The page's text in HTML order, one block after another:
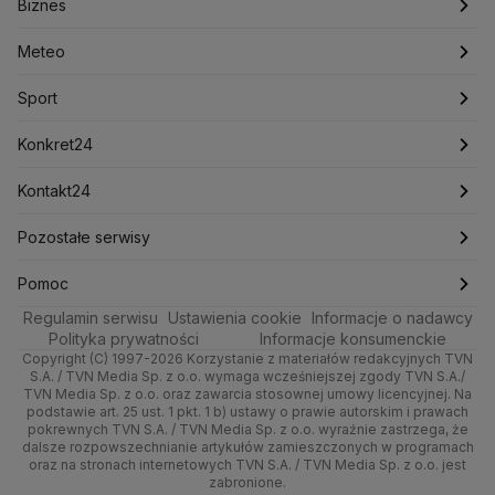
Lotnisko Chopina
Mariusz Błaszczak
Mark Zuckerberg
Ministerstwo Aktywów Państwowych
Ministerstwo Infrastruktury
Ministerstwo Rolnictwa
Ministerstwo Rozwoju i Technologii
Ministerstwo Sportu i Turystyki
Ministerstwo Cyfryzacji
Ministerstwo Edukacji Narodowej
Ministerstwo Finansów
Ministerstwo Klimatu i Środowiska
Ministerstwo Nauki i Szkolnictwa Wyższego
Meteo
Sport
Zdrowie
Technologia
Quizy
Tematy
Artykuły
Newslettery
Fakty o Świecie
Ludzie Faktów
Warszawa
Łódź
Katowice
Kraków
Poznań
Trójmiasto
Kielce
Kujawsko-pomorskie
Lublin
Lubuskie
Biznes
Najnowsze
Notowania
Pieniądze
Nieruchomości
Rynki
Dla firm
Handel
Ze świata
Tech
Moto
Meteo
Pogoda godzinowa
Pogoda długoterminowa
Pogoda na jutro
Pogoda na weekend
Najnowsze
Polska
Prognoza
Świat
Nauka
Sport
Piłka Nożna
Tenis
Kolarstwo
Skoki Narciarskie
Sporty zimowe
Lekkoatletyka
Siatkówka
F1
Konkret24
Najnowsze
Polska
Świat
Polityka
Zdrowie
Tech
Nauka
Kontakt24
Najnowsze
Gorące Tematy
Wyślij zgłoszenie
Pozostałe serwisy
TVN
Dzień Dobry TVN
Uwaga TVN
HGTV
TVN Turbo
Pomoc
Centrum pomocy
Test zgodności
Oglądaj na TV
Zrealizuj voucher
Regulamin serwisu Ustawienia cookie
Informacje o nadawcy
Polityka prywatności
Informacje konsumenckie
Copyright (C) 1997-2026 Korzystanie z materiałów redakcyjnych TVN
S.A. / TVN Media Sp. z o.o. wymaga wcześniejszej zgody TVN S.A./
TVN Media Sp. z o.o. oraz zawarcia stosownej umowy licencyjnej. Na
podstawie art. 25 ust. 1 pkt. 1 b) ustawy o prawie autorskim i prawach
pokrewnych TVN S.A. / TVN Media Sp. z o.o. wyraźnie zastrzega, że
dalsze rozpowszechnianie artykułów zamieszczonych w programach
oraz na stronach internetowych TVN S.A. / TVN Media Sp. z o.o. jest
zabronione.